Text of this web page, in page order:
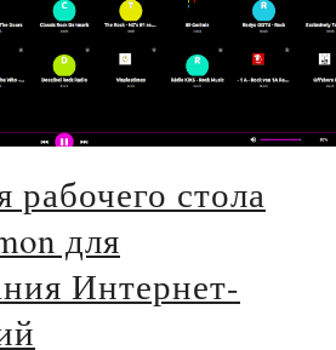
стола
для
Интернет-